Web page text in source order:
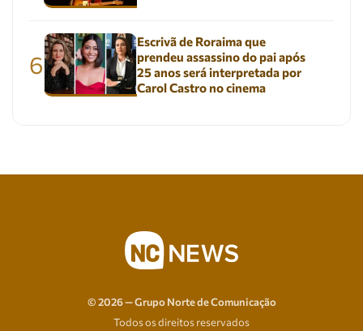
6
Escrivã de Roraima que
prendeu assassino do pai após
25 anos será interpretada por
Carol Castro no cinema
© 2026 — Grupo Norte de Comunicação
Todos os direitos reservados